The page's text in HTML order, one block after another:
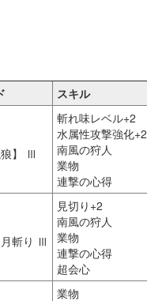
スキル
】 Ⅲ
斬れ味レベル+2
水属性攻撃強化+2
南風の狩人
業物
連撃の心得
斬り Ⅲ
見切り+2
南風の狩人
業物
連撃の心得
超会心
業物